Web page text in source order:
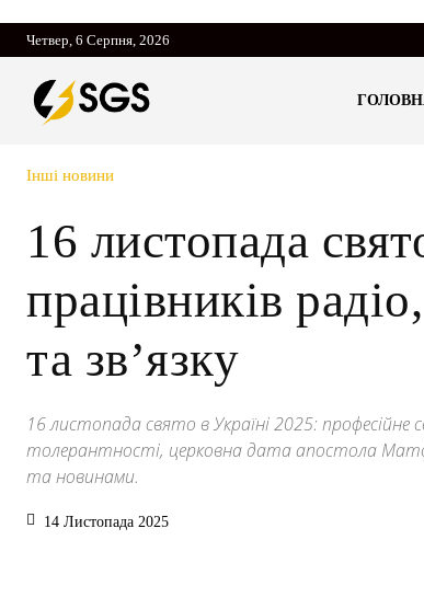
Четвер, 6 Серпня, 2026
Інші новини
16 листопада
працівників
та зв’язку
16 листопада свято в Україні 2025:
толерантності, церковна дата апостола
та новинами.
14 Листопада 2025